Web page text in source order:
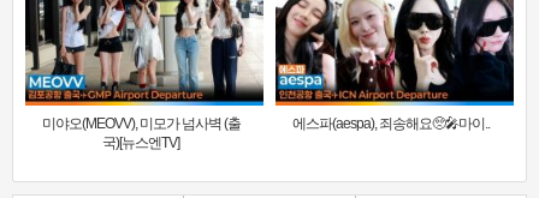
미야오(MEOVV), 미모가 넘사벽 (출
국)[뉴스엔TV]
에스파(aespa), 죄송해요🥺🎤마이..